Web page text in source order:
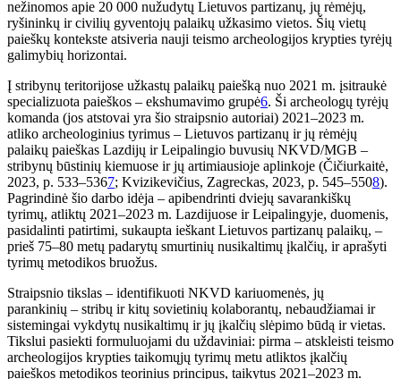
nežinomos apie 20 000 nužudytų Lietuvos partizanų, jų rėmėjų,
ryšininkų ir civilių gyventojų palaikų užkasimo vietos. Šių vietų
paieškų kontekste atsiveria nauji teismo archeologijos krypties tyrėjų
galimybių horizontai.
Į stribynų teritorijose užkastų palaikų paiešką nuo 2021 m. įsitraukė
specializuota paieškos – ekshumavimo grupė6. Ši archeologų tyrėjų
komanda (jos atstovai yra šio straipsnio autoriai) 2021–2023 m.
atliko archeologinius tyrimus – Lietuvos partizanų ir jų rėmėjų
palaikų paieškas Lazdijų ir Leipalingio buvusių NKVD/MGB –
stribynų būstinių kiemuose ir jų artimiausioje aplinkoje (Čičiurkaitė,
2023, p. 533–5367; Kvizikevičius, Zagreckas, 2023, p. 545–5508).
Pagrindinė šio darbo idėja – apibendrinti dviejų savarankiškų
tyrimų, atliktų 2021–2023 m. Lazdijuose ir Leipalingyje, duomenis,
pasidalinti patirtimi, sukaupta ieškant Lietuvos partizanų palaikų, –
prieš 75–80 metų padarytų smurtinių nusikaltimų įkalčių, ir aprašyti
tyrimų metodikos bruožus.
Straipsnio tikslas – identifikuoti NKVD kariuomenės, jų
parankinių – stribų ir kitų sovietinių kolaborantų, nebaudžiamai ir
sistemingai vykdytų nusikaltimų ir jų įkalčių slėpimo būdą ir vietas.
Tikslui pasiekti formuluojami du uždaviniai: pirma – atskleisti teismo
archeologijos krypties taikomųjų tyrimų metu atliktos įkalčių
paieškos metodikos teorinius principus, taikytus 2021–2023 m.